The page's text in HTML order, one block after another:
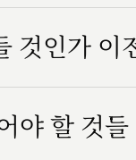
것인가 이
야 할 것들